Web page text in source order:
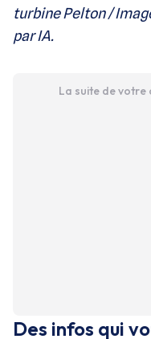
turbine Pelton /
par IA.
La suite de votre
Des infos qui